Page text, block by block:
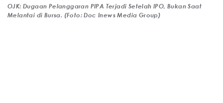
OJK: Dugaan Pelanggaran PIPA Terjadi Setelah IPO, Bukan Saat
Melantai di Bursa. (Foto: Doc Inews Media Group)